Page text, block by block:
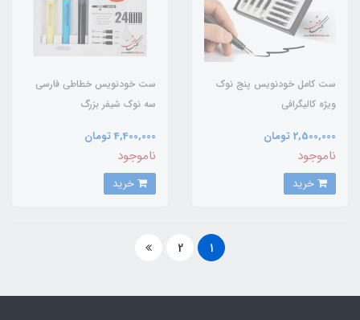
ست کامل خودنویس پنج نوک
ویژه کالیگرافی
2,500,000 تومان
ناموجود
ست خودنویس خطاطی فارسی
سه نوک شیفر بزرگ
4,400,000 تومان
ناموجود
1
2